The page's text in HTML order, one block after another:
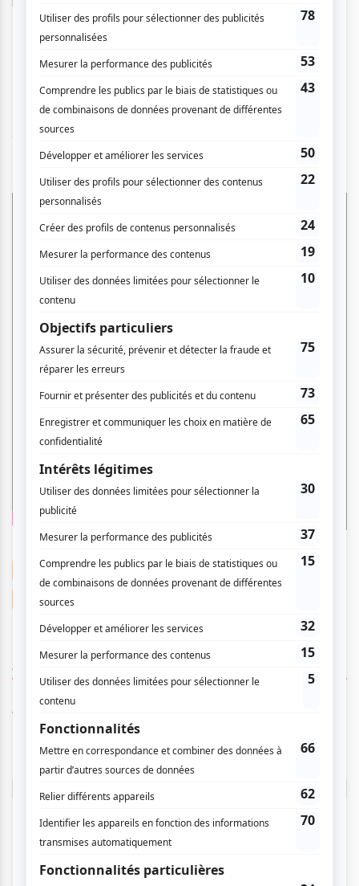
47 $ : Régulier
38 $ : Abonné
42 $ : Privilège
30 $ : 30 ans et moins
©Christian Campana
Trio Fibonacci Julie-Anne Derome
Gabriel Prynn
Maxim Shatalkin
AUCUN COMMENTAIRE
Vous devez être connecté pour
donner un avis.
Connectez-vous ici.